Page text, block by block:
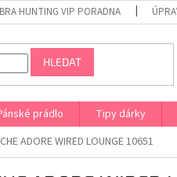
BRA HUNTING VIP PORADNA
HLEDAT
prádlo Tipy dárky
ADORE WIRED LOUNGE 10651